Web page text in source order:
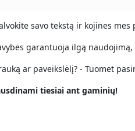
savo tekstą ir kojines
garantuoja ilgą
ar paveikslėlį? - Tuomet
tiesiai ant gaminių!